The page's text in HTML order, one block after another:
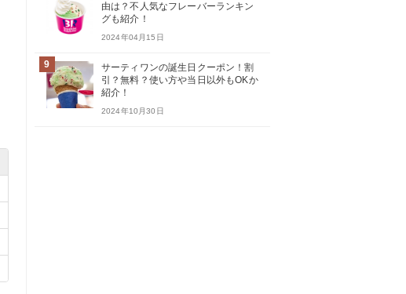
由は？不人気なフレーバーランキン
グも紹介！
2024年04月15日
9
サーティワンの誕生日クーポン！割
引？無料？使い方や当日以外もOKか
紹介！
2024年10月30日